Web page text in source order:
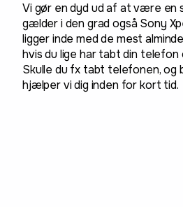
Vi gør en dyd ud af at være en
gælder i den grad også Sony
ligger inde med de mest
hvis du lige har tabt din
Skulle du fx tabt telefonen, og
hjælper vi dig inden for kort tid.